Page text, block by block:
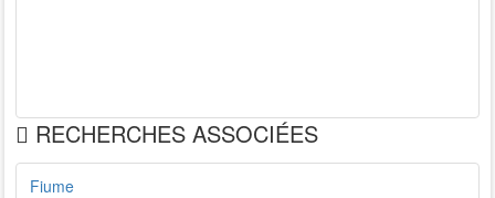
RECHERCHES ASSOCIÉES
Fiume